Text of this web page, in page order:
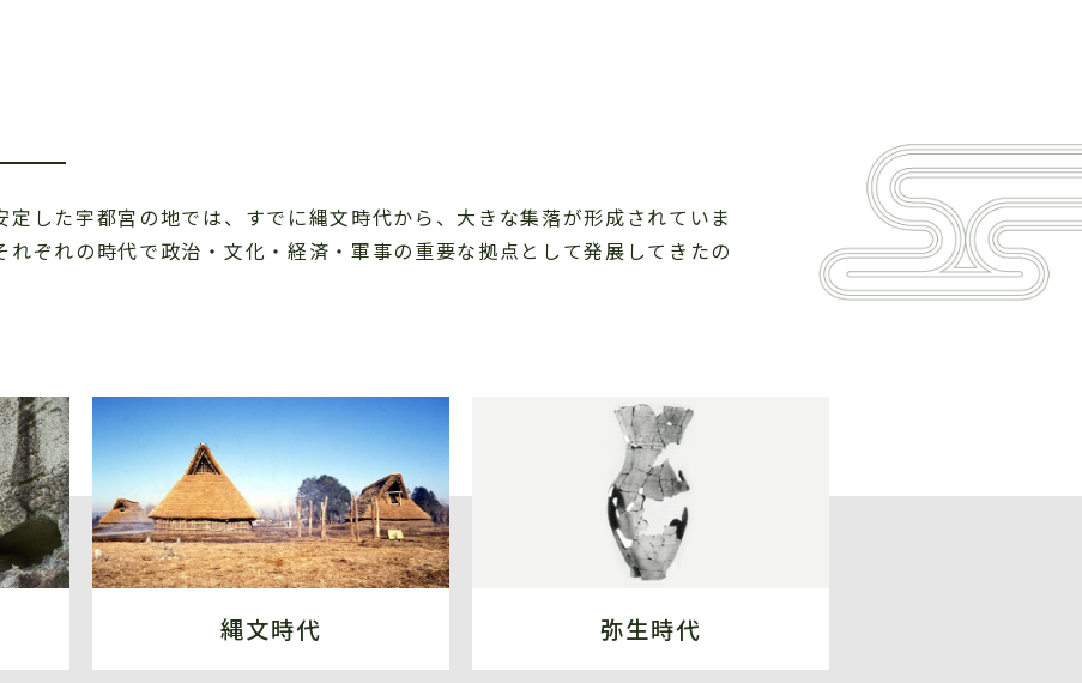
定した宇都宮の地では、すでに縄文時代から、大きな集落が形成されていま
れぞれの時代で政治・文化・経済・軍事の重要な拠点として発展してきたの
縄文時代 弥生時代